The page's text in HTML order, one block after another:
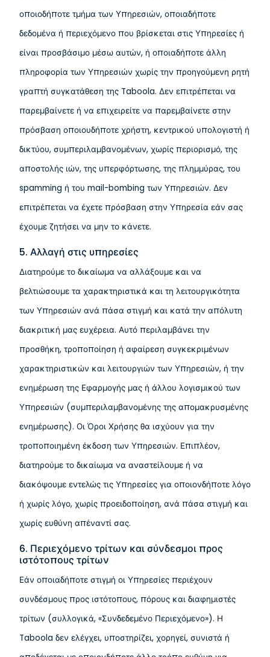
οποιοδήποτε τμήμα των Υπηρεσιών, οποιαδήποτε
δεδομένα ή περιεχόμενο που βρίσκεται στις Υπηρεσίες ή
είναι προσβάσιμο μέσω αυτών, ή οποιαδήποτε άλλη
πληροφορία των Υπηρεσιών χωρίς την προηγούμενη ρητή
γραπτή συγκατάθεση της Taboola. Δεν επιτρέπεται να
παρεμβαίνετε ή να επιχειρείτε να παρεμβαίνετε στην
πρόσβαση οποιουδήποτε χρήστη, κεντρικού υπολογιστή ή
δικτύου, συμπεριλαμβανομένων, χωρίς περιορισμό, της
αποστολής ιών, της υπερφόρτωσης, της πλημμύρας, του
spamming ή του mail-bombing των Υπηρεσιών. Δεν
επιτρέπεται να έχετε πρόσβαση στην Υπηρεσία εάν σας
έχουμε ζητήσει να μην το κάνετε.
5. Αλλαγή στις υπηρεσίες
Διατηρούμε το δικαίωμα να αλλάξουμε και να
βελτιώσουμε τα χαρακτηριστικά και τη λειτουργικότητα
των Υπηρεσιών ανά πάσα στιγμή και κατά την απόλυτη
διακριτική μας ευχέρεια. Αυτό περιλαμβάνει την
προσθήκη, τροποποίηση ή αφαίρεση συγκεκριμένων
χαρακτηριστικών και λειτουργιών των Υπηρεσιών, ή την
ενημέρωση της Εφαρμογής μας ή άλλου λογισμικού των
Υπηρεσιών (συμπεριλαμβανομένης της απομακρυσμένης
ενημέρωσης). Οι Όροι Χρήσης θα ισχύουν για την
τροποποιημένη έκδοση των Υπηρεσιών. Επιπλέον,
διατηρούμε το δικαίωμα να αναστείλουμε ή να
διακόψουμε εντελώς τις Υπηρεσίες για οποιονδήποτε λόγο
ή χωρίς λόγο, χωρίς προειδοποίηση, ανά πάσα στιγμή και
χωρίς ευθύνη απέναντί σας.
6. Περιεχόμενο τρίτων και σύνδεσμοι προς
ιστότοπους τρίτων
Εάν οποιαδήποτε στιγμή οι Υπηρεσίες περιέχουν
συνδέσμους προς ιστότοπους, πόρους και διαφημιστές
τρίτων (συλλογικά, «Συνδεδεμένο Περιεχόμενο»). Η
Taboola δεν ελέγχει, υποστηρίζει, χορηγεί, συνιστά ή